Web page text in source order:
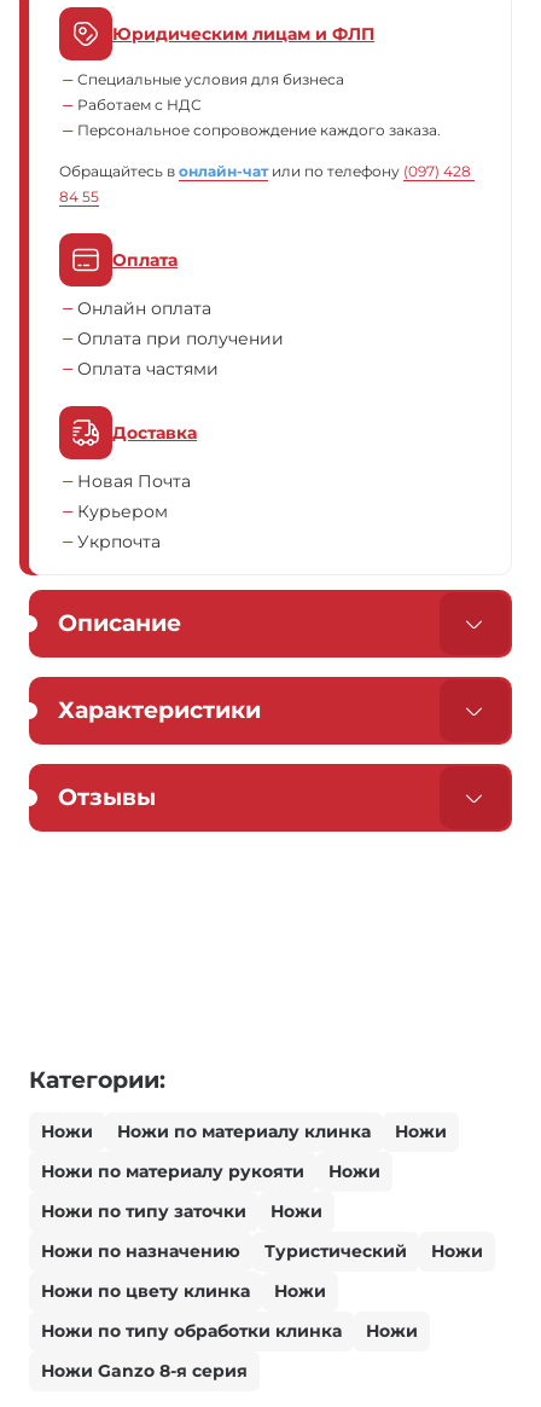
Юридическим лицам и ФЛП
Специальные условия для бизнеса
Работаем с НДС
Персональное сопровождение каждого заказа.
Обращайтесь в онлайн-чатили по телефону (097) 428
84 55
Оплата
Онлайн оплата
Оплата при получении
Оплата частями
Доставка
Новая Почта
Курьером
Укрпочта
Описание
Характеристики
Отзывы
Категории:
Ножи Ножи по материалу клинка
Ножи
Ножи по материалу рукояти
Ножи
Ножи по типу заточки
Ножи
Ножи по назначению
Туристический
Ножи
Ножи по цвету клинка
Ножи
Ножи по типу обработки клинка
Ножи
Ножи Ganzo 8-я серия